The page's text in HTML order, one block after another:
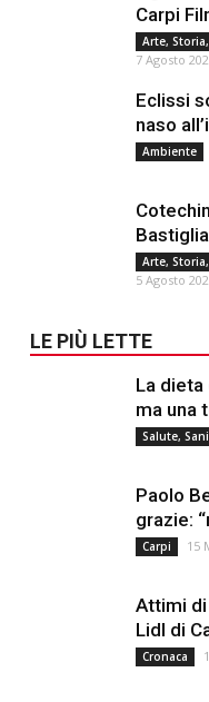
Carpi
Arte,
7 Agosto
Eclissi
naso
Ambiente
Arte,
5 Agosto
LE PIÙ LETTE
La dieta
ma una
Salute,
Paolo
grazie:
Carpi 15
Attimi
Lidl di
Cronaca